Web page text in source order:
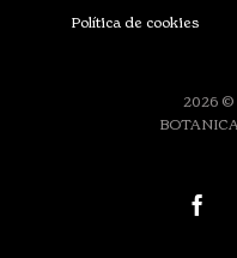
Política de cookies
2026 ©